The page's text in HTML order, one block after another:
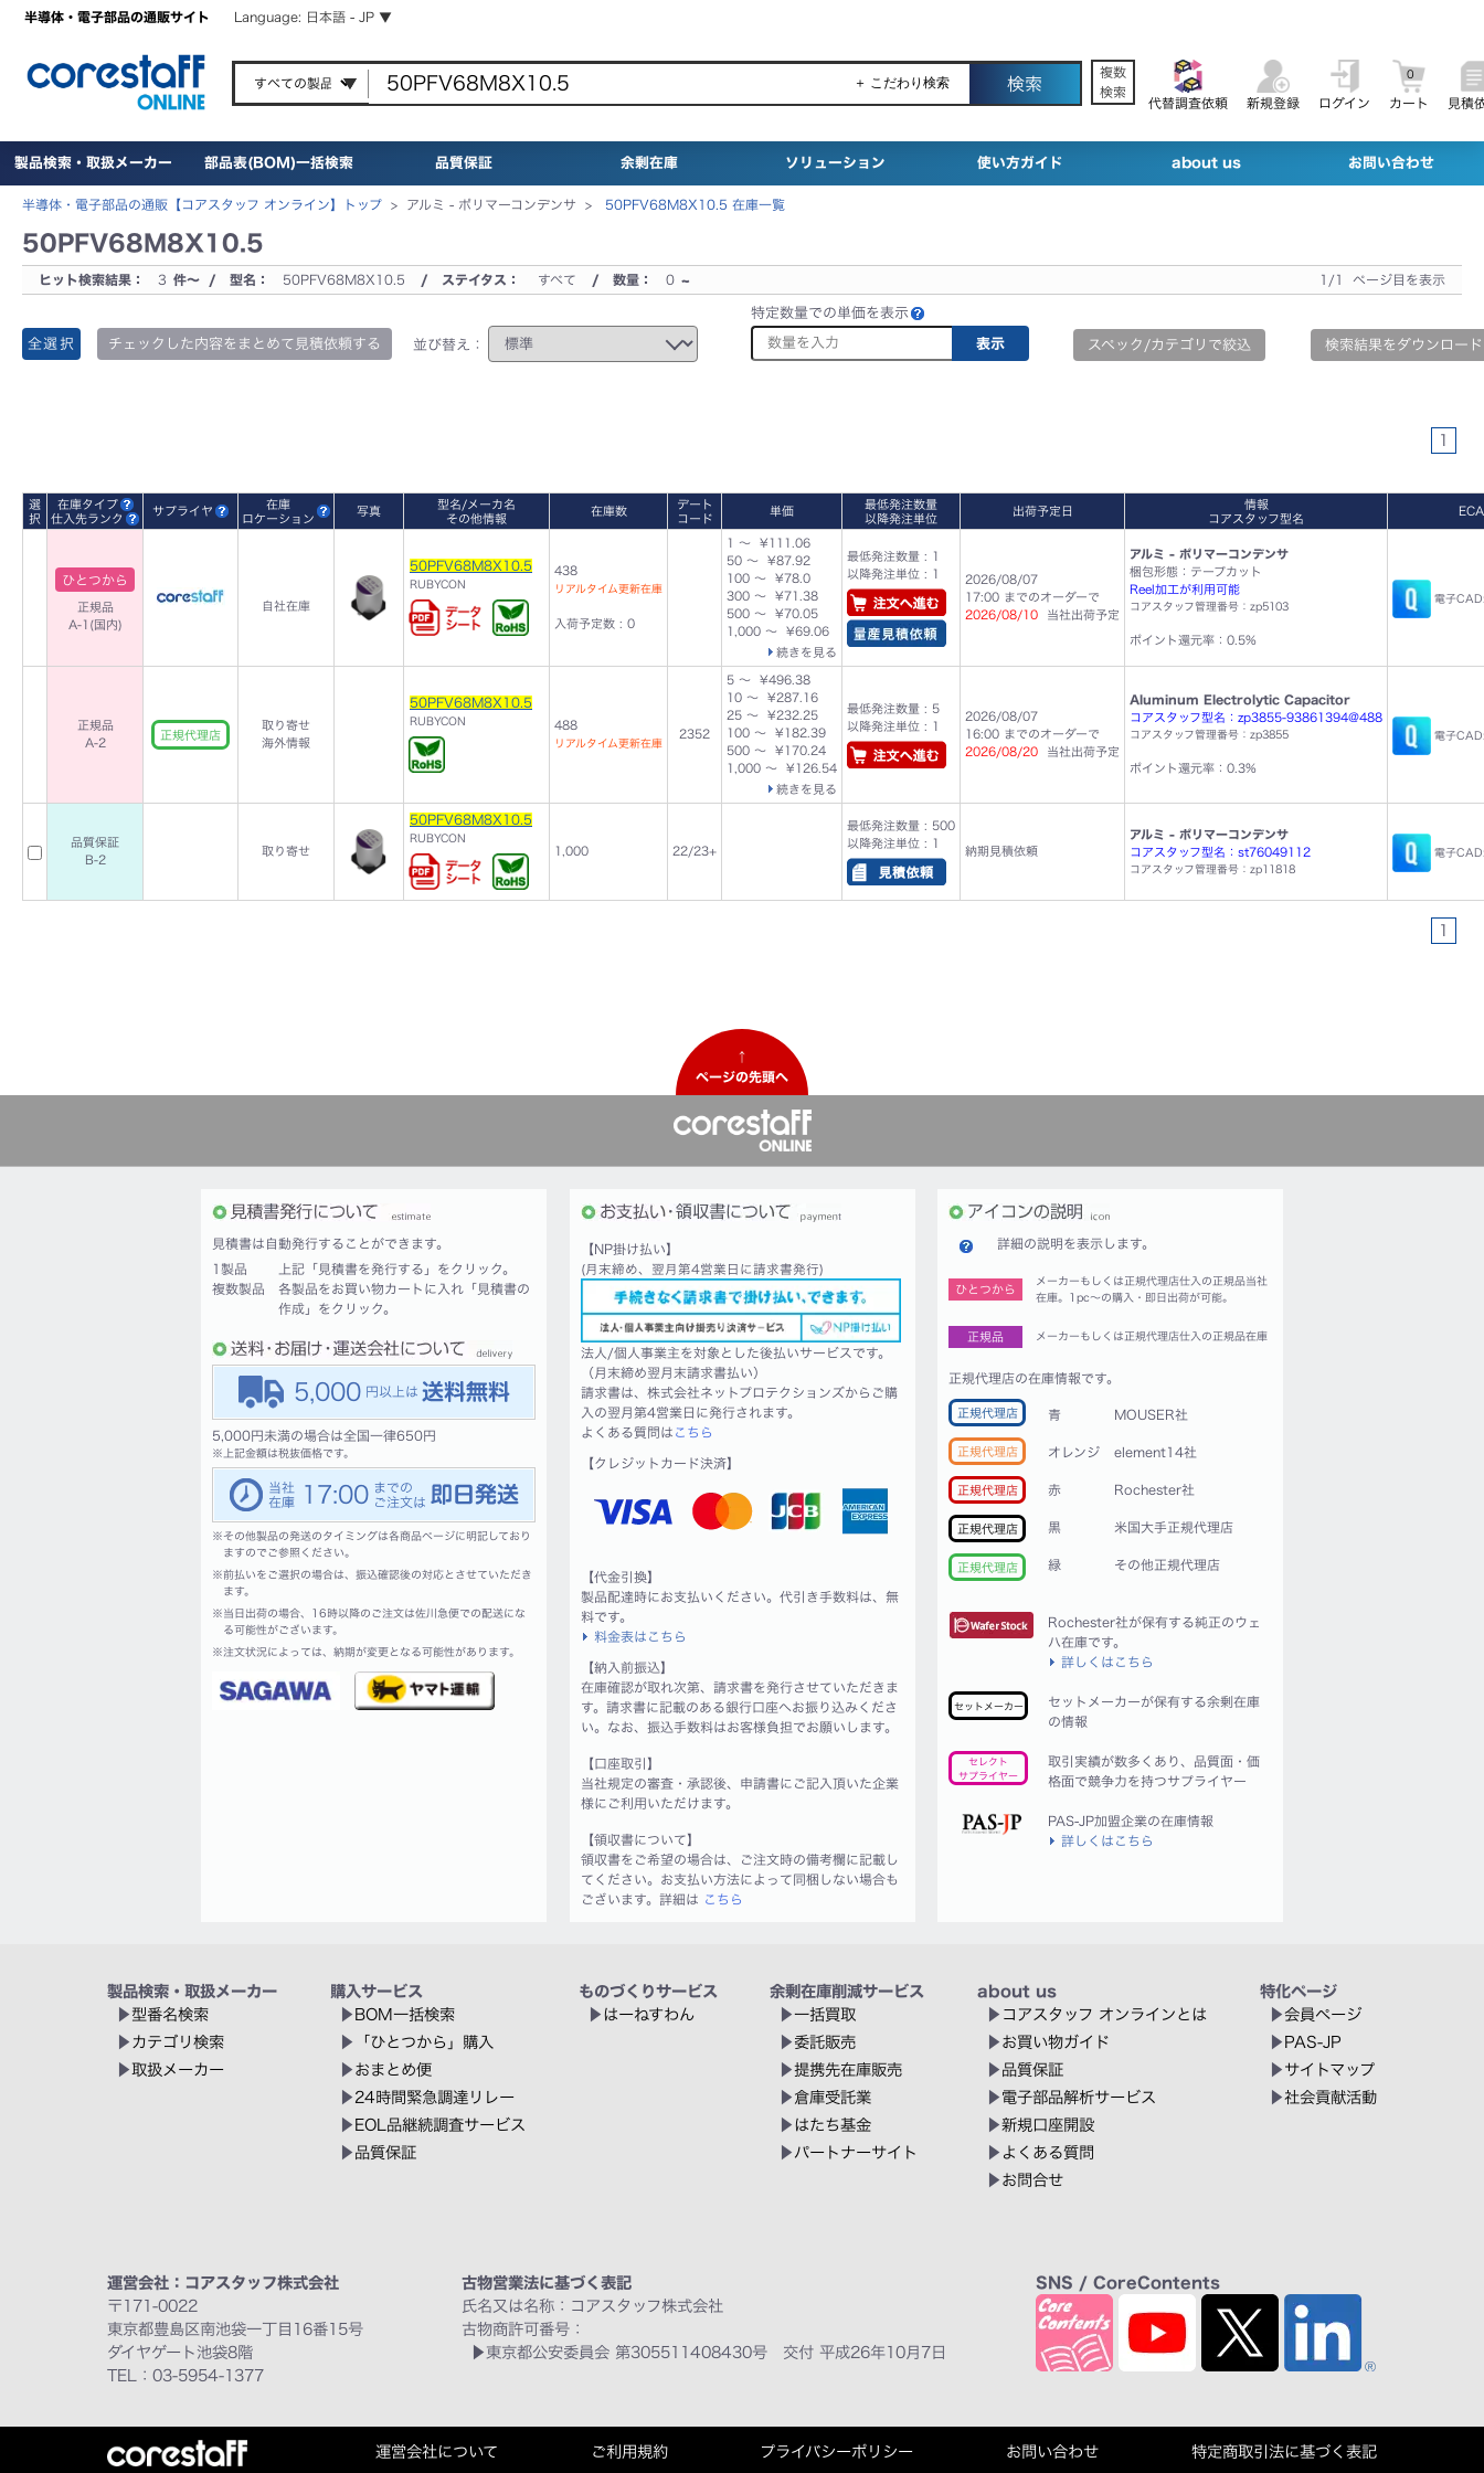
半導体・電子部品の通販サイト Language: 日本語 - JP ▼
＋ こだわり検索
複数
検索
代替調査依頼
新規登録 ログイン カート
0
見積
製品検索・取扱メーカー 部品表(BOM)一括検索 品質保証 余剰在庫 ソリューション 使い方ガイド about us お問い合わせ
半導体・電子部品の通販【コアスタッフ オンライン】トップ > アルミ - ポリマーコンデンサ > 50PFV68M8X10.5 在庫一覧
50PFV68M8X10.5
ヒット検索結果： 3 件～ / 型名： 50PFV68M8X10.5 / ステイタス： すべて / 数量： 0 ~ 1/1 ページ目を表示
全選択 チェックした内容をまとめて見積依頼する 並び替え：
特定数量での単価を表示
スペック/カテゴリで絞込 検索結果をダウンロード
1
選
択
在庫タイプ
仕入先ランク
サプライヤ
在庫
ロケーション
写真
型名/メーカ名
その他情報
在庫数
デート
コード
単価
最低発注数量
以降発注単位
出荷予定日
情報
コアスタッフ型名
ひとつから
正規品
A-1(国内)
自社在庫
50PFV68M8X10.5
RUBYCON
438
リアルタイム更新在庫
入荷予定数 : 0
1 ～ ¥111.06
50 ～ ¥87.92
100 ～ ¥78.0
300 ～ ¥71.38
500 ～ ¥70.05
1,000 ～ ¥69.06
続きを見る
最低発注数量 : 1
以降発注単位 : 1
2026/08/07
17:00 までのオーダーで
2026/08/10
当社出荷予定
アルミ - ポリマーコンデンサ
梱包形態：テープカット
Reel加工が利用可能
コアスタッフ管理番号：zp5103
ポイント還元率：0.5%
電子
正規品
A-2
正規代理店
取り寄せ
海外情報
50PFV68M8X10.5
RUBYCON 488
リアルタイム更新在庫
2352
5 ～ ¥496.38
10 ～ ¥287.16
25 ～ ¥232.25
100 ～ ¥182.39
500 ～ ¥170.24
1,000 ～ ¥126.54
続きを見る
最低発注数量 : 5
以降発注単位 : 1
2026/08/07
16:00 までのオーダーで
2026/08/20
当社出荷予定
Aluminum Electrolytic Capacitor
コアスタッフ型名：zp3855-93861394@488
コアスタッフ管理番号：zp3855
ポイント還元率：0.3%
電子
品質保証
B-2
取り寄せ
50PFV68M8X10.5
RUBYCON
1,000 22/23+
最低発注数量 : 500
以降発注単位 : 1
納期見積依頼
アルミ - ポリマーコンデンサ
コアスタッフ型名：st76049112
コアスタッフ管理番号：zp11818
電子
1
↑
ページの先頭へ
見積書は自動発行することができます。
1製品
上記「見積書を発行する」をクリック。
複数製品
各製品をお買い物カートに入れ「見積書の
作成」をクリック。
5,000
5,000円未満の場合は全国一律650円
※ 上記金額は税抜価格です。
17:00
※その他製品の発送のタイミングは各商品ページに明記しており
ますのでご参照ください。
※前払いをご選択の場合は、振込確認後の対応とさせていただき
ます。
※ 当日出荷の場合、16時以降のご注文は佐川急便での配送にな
る可能性がございます。
※注文状況によっては、納期が変更となる可能性があります。
【NP掛け払い】
(月末締め、翌月第4営業日に請求書発行)
法人/個人事業主を対象とした後払いサービスです。
（月末締め翌月末請求書払い）
請求書は、株式会社ネットプロテクションズからご購
入の翌月第4営業日に発行されます。
よくある質問は こちら
【クレジットカード決済】
【代金引換】
製品配達時にお支払いください。代引き手数料は、無
料です。
料金表はこちら
【納入前振込】
在庫確認が取れ次第、請求書を発行させていただきま
す。請求書に記載のある銀行口座へお振り込みくださ
い。なお、振込手数料はお客様負担でお願いします。
【口座取引】
当社規定の審査・承認後、申請書にご記入頂いた企業
様にご利用いただけます。
【領収書について】
領収書をご希望の場合は、ご注文時の備考欄に記載し
てください。お支払い方法によって同梱しない場合も
ございます。詳細は こちら
詳細の説明を表示します。
ひとつから
メーカーもしくは正規代理店仕入の正規品当社
在庫。1pc〜の購入・即日出荷が可能。
正規品 メーカーもしくは正規代理店仕入の正規品在庫
正規代理店の在庫情報です。
正規代理店
正規代理店
正規代理店
正規代理店
正規代理店
青 MOUSER社
オレンジ element14社
赤 Rochester社
黒 米国大手正規代理店
緑 その他正規代理店
Rochester社が保有する純正のウェ
ハ在庫です。
詳しくはこちら
セットメーカー
セットメーカーが保有する余剰在庫
の情報
セレクト
サプライヤー
取引実績が数多くあり、品質面・価
格面で競争力を持つサプライヤー
PAS-JP加盟企業の在庫情報
詳しくはこちら
製品検索・取扱メーカー
型番名検索
カテゴリ検索
取扱メーカー
購入サービス
BOM一括検索
「ひとつから」購入
おまとめ便
24時間緊急調達リレー
EOL品継続調査サービス
品質保証
ものづくりサービス
はーねすわん
余剰在庫削減サービス
一括買取
委託販売
提携先在庫販売
倉庫受託業
はたち基金
パートナーサイト
about us
コアスタッフ オンラインとは
お買い物ガイド
品質保証
電子部品解析サービス
新規口座開設
よくある質問
お問合せ
特化ページ
会員ページ
PAS-JP
サイトマップ
社会貢献活動
運営会社：コアスタッフ株式会社
〒171-0022
東京都豊島区南池袋一丁目16番15号
ダイヤゲート池袋8階
TEL：03-5954-1377
古物営業法に基づく表記
氏名又は名称：コアスタッフ株式会社
古物商許可番号：
東京都公安委員会 第305511408430号 交付 平成26年10月7日
SNS / CoreContents
運営会社について ご利用規約 プライバシーポリシー お問い合わせ 特定商取引法に基づく表記